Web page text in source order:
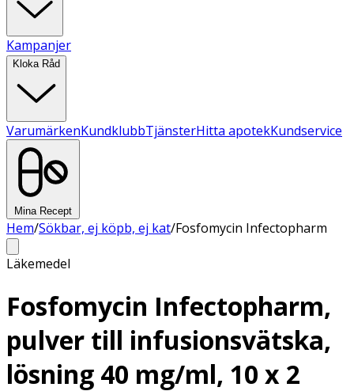
Kampanjer
Kloka Råd
VarumärkenKundklubbTjänsterHitta apotekKundservice
Mina Recept
Hem/Sökbar, ej köpb, ej kat/Fosfomycin Infectopharm
Läkemedel
Fosfomycin Infectopharm,
pulver till infusionsvätska,
lösning 40 mg/ml, 10 x 2